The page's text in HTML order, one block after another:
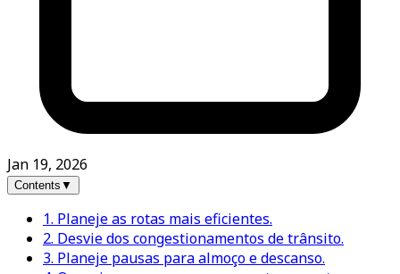
Jan 19, 2026
Contents ▼
1. Planeje as rotas mais eficientes.
2. Desvie dos congestionamentos de trânsito.
3. Planeje pausas para almoço e descanso.